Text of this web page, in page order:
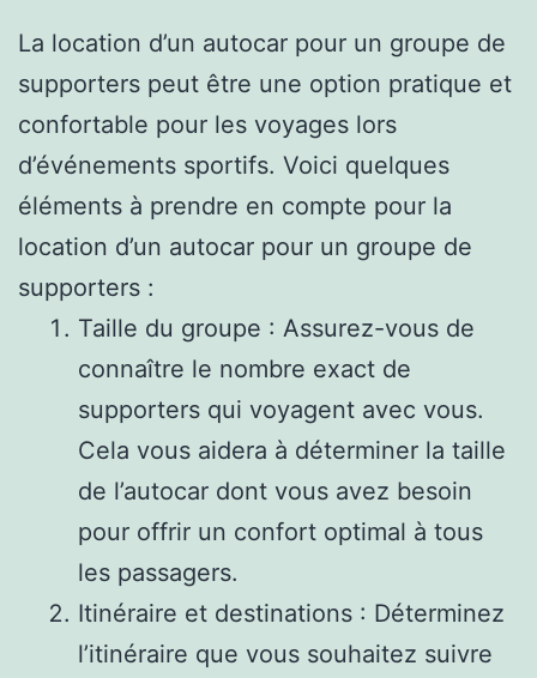
La location d’un autocar pour un groupe de
supporters peut être une option pratique et
confortable pour les voyages lors
d’événements sportifs. Voici quelques
éléments à prendre en compte pour la
location d’un autocar pour un groupe de
supporters :
Taille du groupe : Assurez-vous de
connaître le nombre exact de
supporters qui voyagent avec vous.
Cela vous aidera à déterminer la taille
de l’autocar dont vous avez besoin
pour offrir un confort optimal à tous
les passagers.
Itinéraire et destinations : Déterminez
l’itinéraire que vous souhaitez suivre